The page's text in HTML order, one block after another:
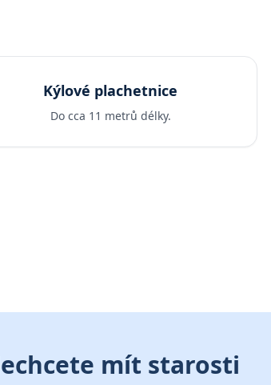
Kýlové plachetnice
Do cca 11 metrů délky.
mít starosti